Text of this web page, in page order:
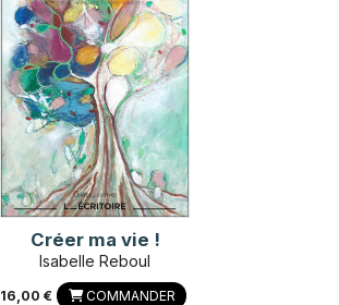
Créer ma vie !
Isabelle Reboul
16,00 € COMMANDER